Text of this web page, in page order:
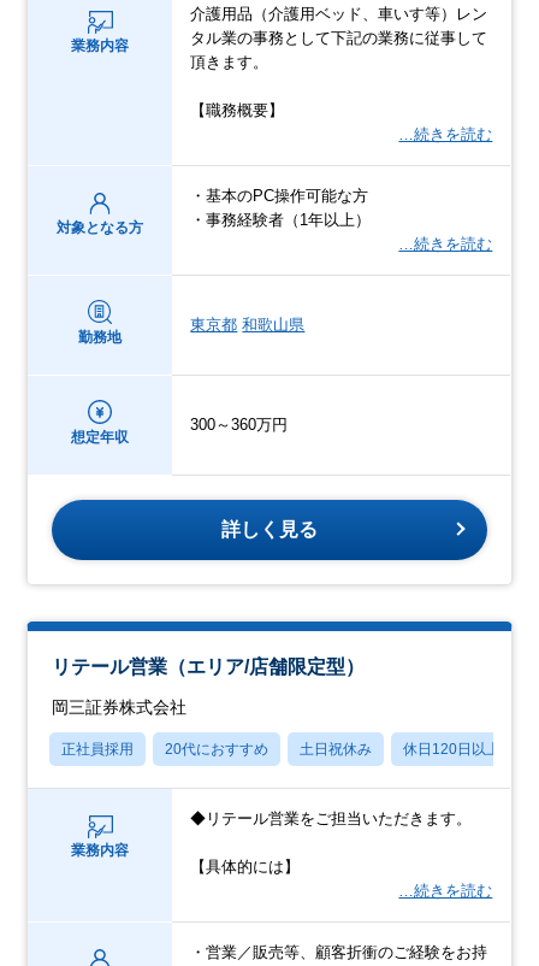
業務内容
介護用品（介護用ベッド、車いす等）レン
タル業の事務として下記の業務に従事して
頂きます。
【職務概要】
…続きを読む
対象となる方
・基本のPC操作可能な方
・事務経験者（1年以上）
…続きを読む
勤務地
東京都 和歌山県
想定年収
300～360万円
詳しく見る
リテール営業（エリア/店舗限定型）
岡三証券株式会社
正社員採用 20代におすすめ 土日祝休み 休日120日以上
業務内容
◆リテール営業をご担当いただきます。
【具体的には】
…続きを読む
・営業／販売等、顧客折衝のご経験をお持